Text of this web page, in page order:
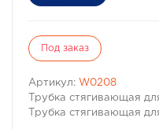
Под заказ
Артикул: W0208
Трубка стягивающая
Трубка стягивающая